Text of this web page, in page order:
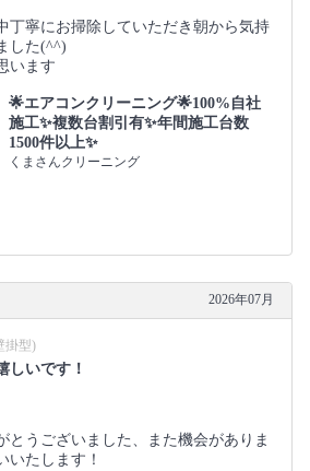
丁寧にお掃除していただき朝から気持
した(^^)
います
🌟エアコンクリーニング🌟100%自社
施工✨複数台割引有✨年間施工台数
1500件以上✨
くまさんクリーニング
2026年07月
掛型)
しいです！
とうございました、また機会がありま
いたします！